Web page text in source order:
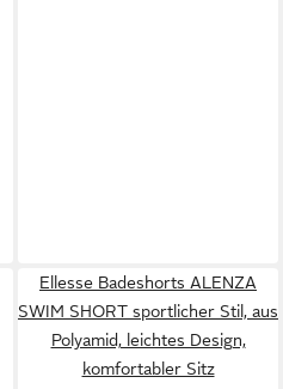
Ellesse Badeshorts ALENZA
SWIM SHORT sportlicher Stil, aus
Polyamid, leichtes Design,
komfortabler Sitz